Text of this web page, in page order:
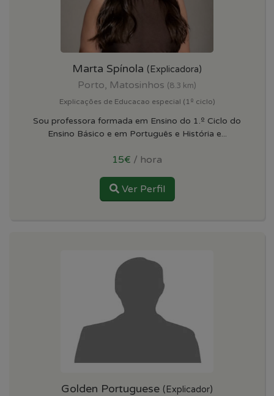
Marta Spínola (Explicadora)
Porto, Matosinhos (8.3 km)
Explicações de Educacao especial (1º ciclo)
Sou professora formada em Ensino do 1.º Ciclo do
Ensino Básico e em Português e História e...
15€ / hora
Ver Perfil
Golden Portuguese (Explicador)